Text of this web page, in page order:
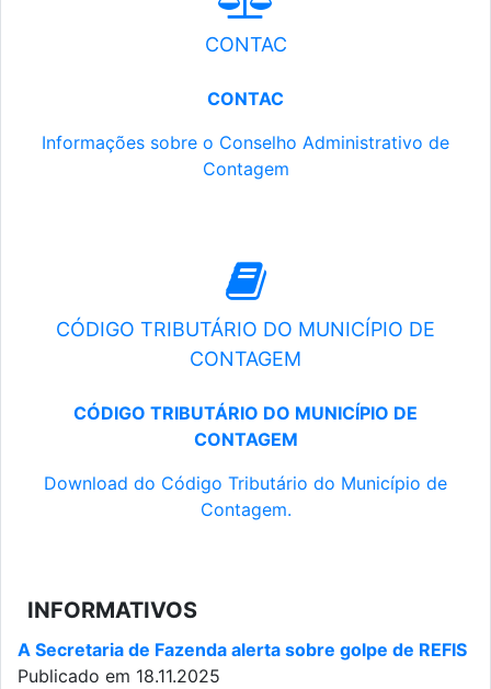
CONTAC
CONTAC
Informações sobre o Conselho Administrativo de
Contagem
CÓDIGO TRIBUTÁRIO DO MUNICÍPIO DE
CONTAGEM
CÓDIGO TRIBUTÁRIO DO MUNICÍPIO DE
CONTAGEM
Download do Código Tributário do Município de
Contagem.
INFORMATIVOS
A Secretaria de Fazenda alerta sobre golpe de REFIS
Publicado em 18.11.2025